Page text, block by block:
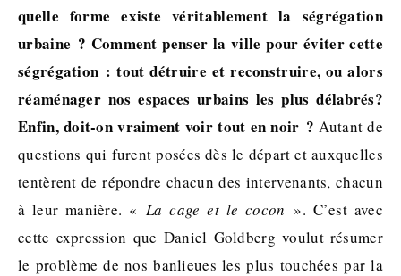
quelle forme existe véritablement la ségrégation
urbaine ? Comment penser la ville pour éviter cette
ségrégation : tout détruire et reconstruire, ou alors
réaménager nos espaces urbains les plus délabrés?
Enfin, doit-on vraiment voir tout en noir ? Autant de
questions qui furent posées dès le départ et auxquelles
tentèrent de répondre chacun des intervenants, chacun
à leur manière. «La cage et le cocon ». C’est avec
cette expression que Daniel Goldberg voulut résumer
le problème de nos banlieues les plus touchées par la